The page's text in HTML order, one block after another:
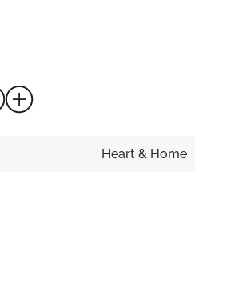
Heart & Home